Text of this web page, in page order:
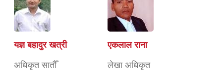
यज्ञ बहादुर खत्री
अधिकृत सातौँ
एकलाल राना
लेखा अधिकृत